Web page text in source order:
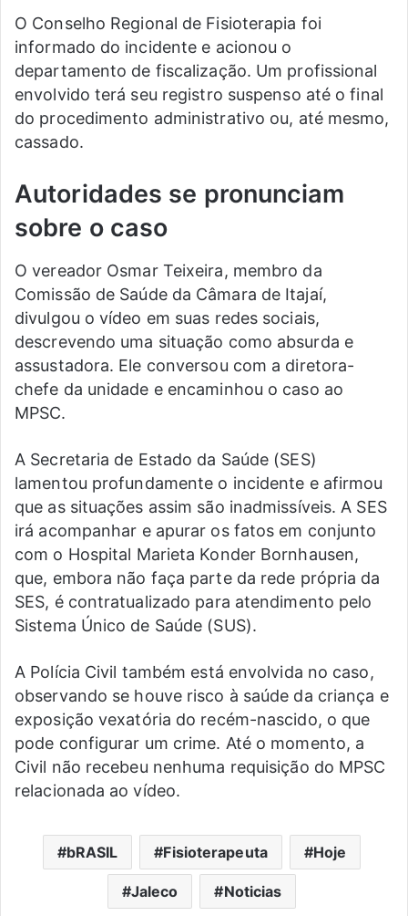
O Conselho Regional de Fisioterapia foi
informado do incidente e acionou o
departamento de fiscalização. Um profissional
envolvido terá seu registro suspenso até o final
do procedimento administrativo ou, até mesmo,
cassado.
Autoridades se pronunciam
sobre o caso
O vereador Osmar Teixeira, membro da
Comissão de Saúde da Câmara de Itajaí,
divulgou o vídeo em suas redes sociais,
descrevendo uma situação como absurda e
assustadora. Ele conversou com a diretora-
chefe da unidade e encaminhou o caso ao
MPSC.
A Secretaria de Estado da Saúde (SES)
lamentou profundamente o incidente e afirmou
que as situações assim são inadmissíveis. A SES
irá acompanhar e apurar os fatos em conjunto
com o Hospital Marieta Konder Bornhausen,
que, embora não faça parte da rede própria da
SES, é contratualizado para atendimento pelo
Sistema Único de Saúde (SUS).
A Polícia Civil também está envolvida no caso,
observando se houve risco à saúde da criança e
exposição vexatória do recém-nascido, o que
pode configurar um crime. Até o momento, a
Civil não recebeu nenhuma requisição do MPSC
relacionada ao vídeo.
bRASIL Fisioterapeuta Hoje
Jaleco Noticias